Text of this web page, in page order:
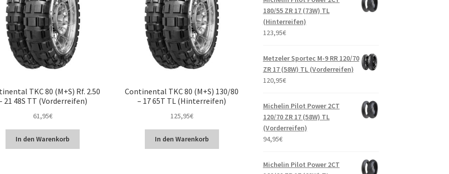
TKC 80 (M+S) Rf. 2.50
21 48S TT (Vorderreifen)
61,95€
In den Warenkorb
Continental TKC 80 (M+S) 130/80
– 17 65T TL (Hinterreifen)
125,95€
In den Warenkorb
180/55 ZR 17 (73W) TL
(Hinterreifen)
123,95€
Metzeler Sportec M-9 RR 120/70
ZR 17 (58W) TL (Vorderreifen)
120,95€
Michelin Pilot Power 2CT
120/70 ZR 17 (58W) TL
(Vorderreifen)
94,95€
Michelin Pilot Power 2CT